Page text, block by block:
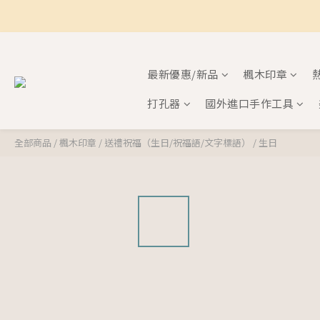
最新優惠/新品 楓木印章
打孔器
國外進口手作工具
全部商品 /楓木印章 / 送禮祝福（生日/祝福語/文字標語） / 生日